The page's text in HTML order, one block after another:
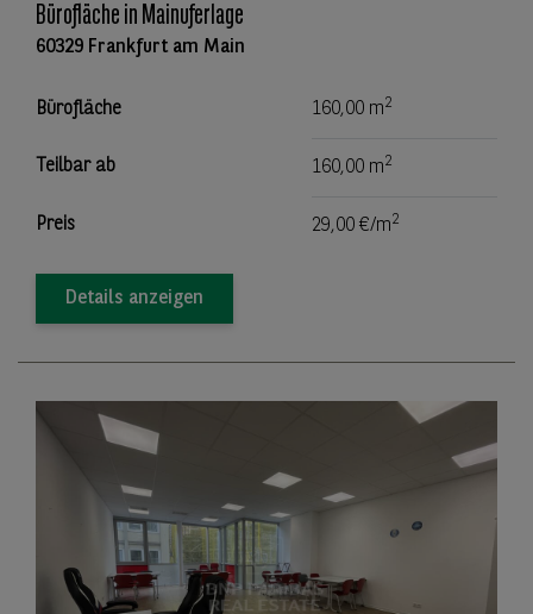
Bürofläche in Mainuferlage
60329 Frankfurt am Main
Bürofläche 160,00 m2
Teilbar ab 160,00 m2
Preis 29,00 €/m2
Details anzeigen